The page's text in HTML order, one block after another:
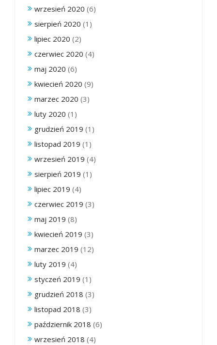
wrzesień 2020 (6)
sierpień 2020 (1)
lipiec 2020 (2)
czerwiec 2020 (4)
maj 2020 (6)
kwiecień 2020 (9)
marzec 2020 (3)
luty 2020 (1)
grudzień 2019 (1)
listopad 2019 (1)
wrzesień 2019 (4)
sierpień 2019 (1)
lipiec 2019 (4)
czerwiec 2019 (3)
maj 2019 (8)
kwiecień 2019 (3)
marzec 2019 (12)
luty 2019 (4)
styczeń 2019 (1)
grudzień 2018 (3)
listopad 2018 (3)
październik 2018 (6)
wrzesień 2018 (4)